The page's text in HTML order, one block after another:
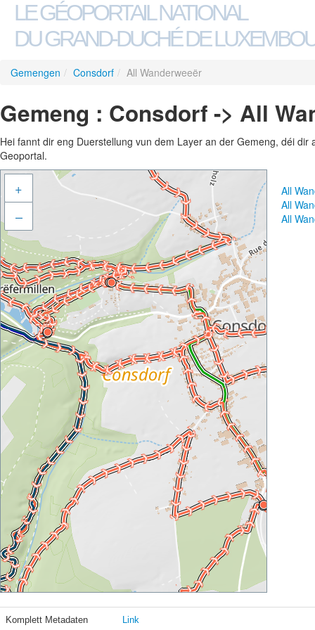
LE GÉOPORTAIL NATIONAL
DU GRAND-DUCHÉ DE
Gemengen / Consdorf / All Wanderweeër
Gemeng : Consdorf -> All
Hei fannt dir eng Duerstellung vun dem Layer an der Gemeng, déi
Geoportal.
+
–
All
All
All
Komplett Metadaten Link